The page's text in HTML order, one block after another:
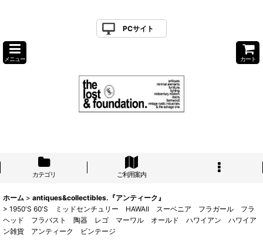
PCサイト
メニュー カート
カテゴリ ご利用案内
ホーム > antiques&collectibles.『アンティーク』
> 1950'S 60'S ミッドセンチュリー HAWAII スーベニア フラガール フラ
ヘッド フラバスト 陶器 レゴ マーワル オールド ハワイアン ハワイア
ン雑貨 アンティーク ビンテージ